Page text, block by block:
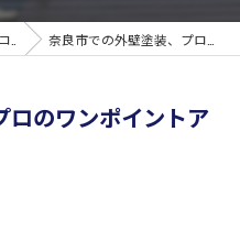
コラム 奈良市での外壁塗装、プロのワンポイントアドバイスが家を守る
ロのワンポイントア